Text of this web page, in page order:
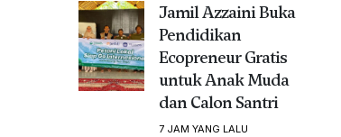
Jamil Azzaini Buka
Pendidikan
Ecopreneur Gratis
untuk Anak Muda
dan Calon Santri
7 JAM YANG LALU